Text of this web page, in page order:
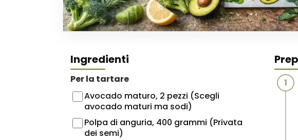
Ingredienti
Per la tartare
Avocado maturo, 2 pezzi (Scegli
avocado maturi ma sodi)
Polpa di anguria, 400 grammi (Privata
dei semi)
1